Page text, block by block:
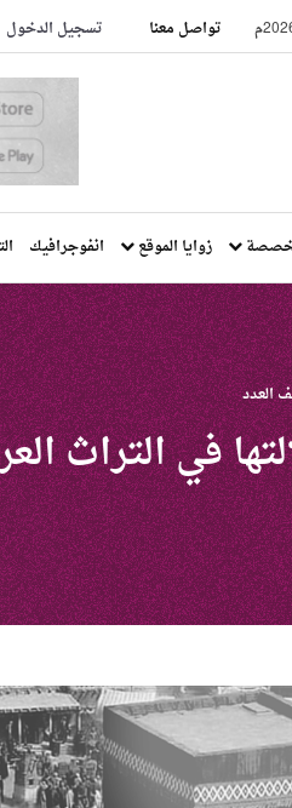
تواصل معنا تسجيل الدخول
زوايا الموقع انفوجرافيك
العدد
في التراث